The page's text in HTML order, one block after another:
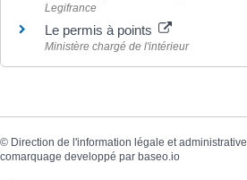
Legifrance
Le permis à points
Ministère chargé de l'intérieur
© Direction de l'information légale et administrative
comarquage developpé par baseo.io